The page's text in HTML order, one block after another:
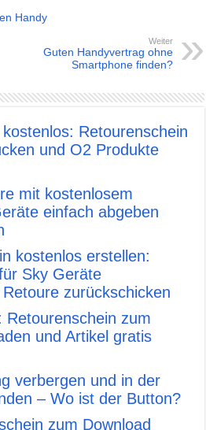
Handy
Weiter
Guten Handyvertrag ohne
Smartphone finden?
Retourenschein
und O2 Produkte
mit kostenlosem
einfach abgeben
kostenlos erstellen:
Sky Geräte
zurückschicken
Retourenschein zum
und Artikel gratis
verbergen und in der
– Wo ist der Button?
zum Download